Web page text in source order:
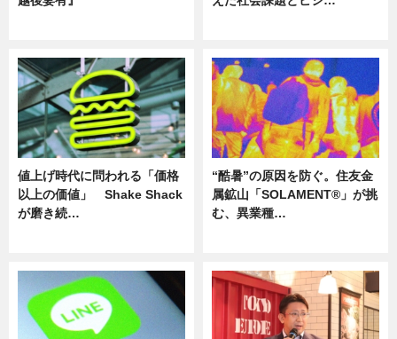
値上げ時代に問われる「価格
以上の価値」 Shake Shack
が磨き続…
“酷暑”の原因を防ぐ。住友金
属鉱山「SOLAMENT®」が挑
む、異業種…